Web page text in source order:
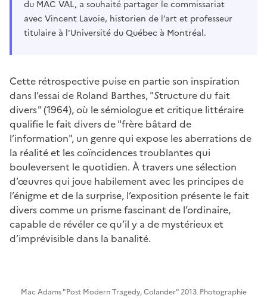
du MAC VAL, a souhaité partager le commissariat
avec Vincent Lavoie, historien de l’art et professeur
titulaire à l'Université du Québec à Montréal.
Cette rétrospective puise en partie son inspiration
dans l’essai de Roland Barthes, "Structure du fait
divers"(1964), où le sémiologue et critique littéraire
qualifie le fait divers de "frère bâtard de
l’information", un genre qui expose les aberrations de
la réalité et les coïncidences troublantes qui
bouleversent le quotidien. À travers une sélection
d’œuvres qui joue habilement avec les principes de
l’énigme et de la surprise, l’exposition présente le fait
divers comme un prisme fascinant de l’ordinaire,
capable de révéler ce qu’il y a de mystérieux et
d’imprévisible dans la banalité.
Mac Adams "Post Modern Tragedy, Colander" 2013. Photographie